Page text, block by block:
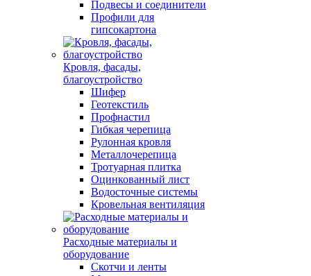
Подвесы и соединители
Профили для
гипсокартона
Кровля, фасады,
благоустройство
Шифер
Геотекстиль
Профнастил
Гибкая черепица
Рулонная кровля
Металлочерепица
Тротуарная плитка
Оцинкованный лист
Водосточные системы
Кровельная вентиляция
Расходные материалы и
оборудование
Скотчи и ленты